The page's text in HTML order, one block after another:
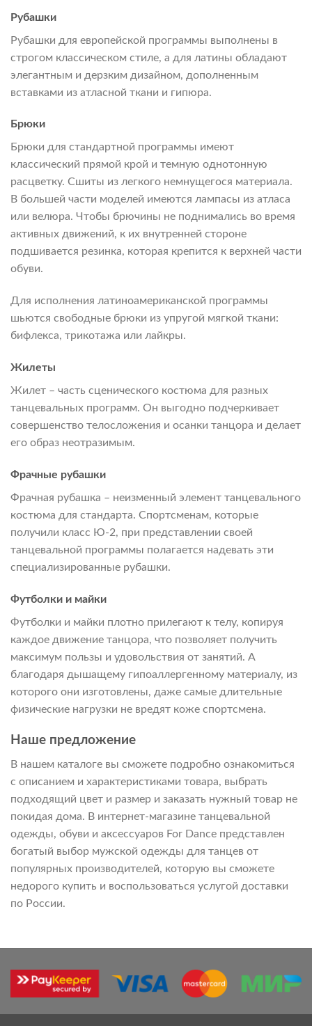
Рубашки
Рубашки для европейской программы выполнены в
строгом классическом стиле, а для латины обладают
элегантным и дерзким дизайном, дополненным
вставками из атласной ткани и гипюра.
Брюки
Брюки для стандартной программы имеют
классический прямой крой и темную однотонную
расцветку. Сшиты из легкого немнущегося материала.
В большей части моделей имеются лампасы из атласа
или велюра. Чтобы брючины не поднимались во время
активных движений, к их внутренней стороне
подшивается резинка, которая крепится к верхней части
обуви.
Для исполнения латиноамериканской программы
шьются свободные брюки из упругой мягкой ткани:
бифлекса, трикотажа или лайкры.
Жилеты
Жилет – часть сценического костюма для разных
танцевальных программ. Он выгодно подчеркивает
совершенство телосложения и осанки танцора и делает
его образ неотразимым.
Фрачные рубашки
Фрачная рубашка – неизменный элемент танцевального
костюма для стандарта. Спортсменам, которые
получили класс Ю-2, при представлении своей
танцевальной программы полагается надевать эти
специализированные рубашки.
Футболки и майки
Футболки и майки плотно прилегают к телу, копируя
каждое движение танцора, что позволяет получить
максимум пользы и удовольствия от занятий. А
благодаря дышащему гипоаллергенному материалу, из
которого они изготовлены, даже самые длительные
физические нагрузки не вредят коже спортсмена.
Наше предложение
В нашем каталоге вы сможете подробно ознакомиться
с описанием и характеристиками товара, выбрать
подходящий цвет и размер и заказать нужный товар не
покидая дома. В интернет-магазине танцевальной
одежды, обуви и аксессуаров For Dance представлен
богатый выбор мужской одежды для танцев от
популярных производителей, которую вы сможете
недорого купить и воспользоваться услугой доставки
по России.